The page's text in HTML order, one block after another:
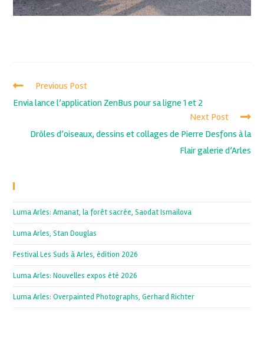
Previous Post
Envia lance l’application ZenBus pour sa ligne 1 et 2
Next Post
Drôles d’oiseaux, dessins et collages de Pierre Desfons à la
Flair galerie d’Arles
Luma Arles: Amanat, la forêt sacrée, Saodat Ismailova
Luma Arles, Stan Douglas
Festival Les Suds à Arles, édition 2026
Luma Arles: Nouvelles expos été 2026
Luma Arles: Overpainted Photographs, Gerhard Richter